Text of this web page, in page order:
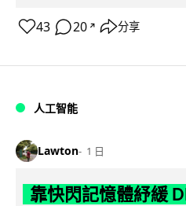
43 20 ↗ 分享
人工智能
Lawton 1 日
靠快閃記憶體紓緩